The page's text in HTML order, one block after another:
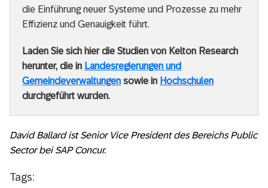
die Einführung neuer Systeme und Prozesse zu mehr
Effizienz und Genauigkeit führt.
Laden Sie sich hier die Studien von Kelton Research
herunter, die in Landesregierungen und
Gemeindeverwaltungen sowie in Hochschulen
durchgeführt wurden.
David Ballard ist Senior Vice President des Bereichs Public
Sector bei SAP Concur.
Tags: